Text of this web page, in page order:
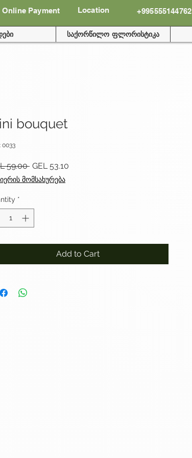
Online Payment Location +995555144762
საქორწილო ფლორისტიკა
bouquet
0033
59.00 Regular
Price
GEL 53.10
მომსახურება
*
Add to Cart